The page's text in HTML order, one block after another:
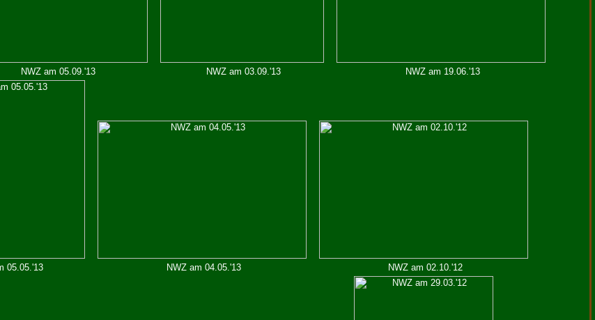
NWZ am 05.09.'13 NWZ am 03.09.'13 NWZ am 19.06.'13
05.05.'13 NWZ am 04.05.'13 NWZ am 02.10.'12